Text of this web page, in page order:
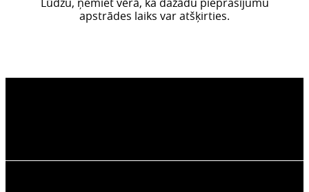
apstrādes laiks var atšķirties.